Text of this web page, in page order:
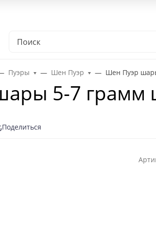
Пуэры Шен Пуэр Шен Пуэр
5-7 грамм
Поделиться